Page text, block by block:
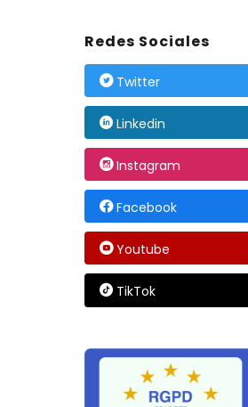
Redes Sociales
Twitter
Linkedin
Instagram
Facebook
Youtube
TikTok